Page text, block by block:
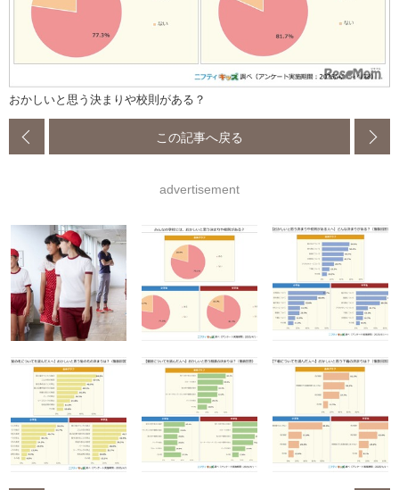
おかしいと思う決まりや校則がある？
この記事へ戻る
advertisement